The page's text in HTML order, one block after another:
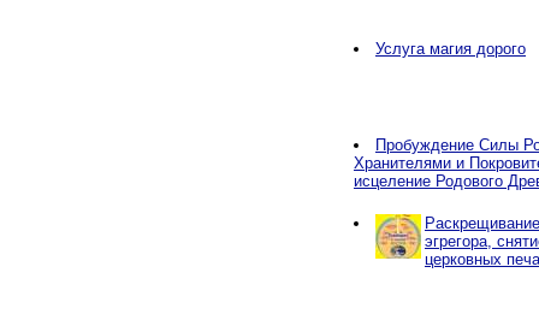
Услуга магия дорого
Пробуждение Силы
Хранителями и
исцеление Родового
эгрегора,
церковных